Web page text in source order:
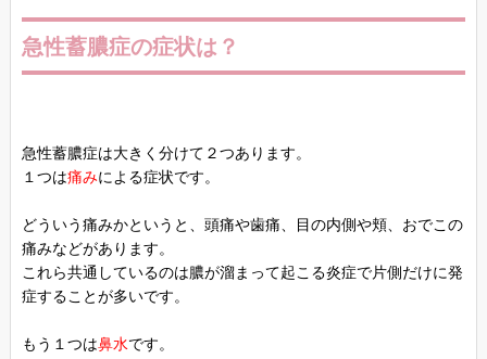
急性蓄膿症の症状は？
急性蓄膿症は大きく分けて２つあります。
１つは痛みによる症状です。
どういう痛みかというと、頭痛や歯痛、目の内側や頬、おでこの
痛みなどがあります。
これら共通しているのは膿が溜まって起こる炎症で片側だけに発
症することが多いです。
もう１つは鼻水です。